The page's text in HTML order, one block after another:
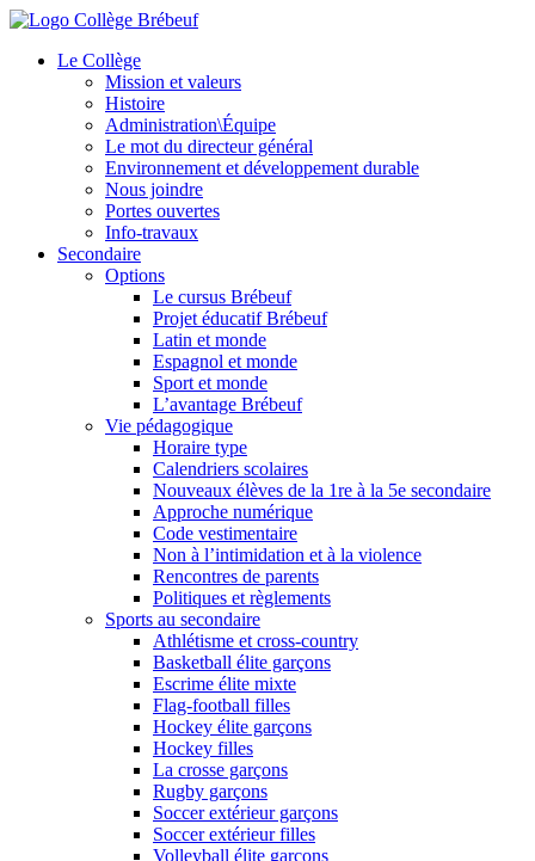
Le Collège
Mission et valeurs
Histoire
Administration\Équipe
Le mot du directeur général
Environnement et développement durable
Nous joindre
Portes ouvertes
Info-travaux
Secondaire
Options
Le cursus Brébeuf
Projet éducatif Brébeuf
Latin et monde
Espagnol et monde
Sport et monde
L’avantage Brébeuf
Vie pédagogique
Horaire type
Calendriers scolaires
Nouveaux élèves de la 1re à la 5e secondaire
Approche numérique
Code vestimentaire
Non à l’intimidation et à la violence
Rencontres de parents
Politiques et règlements
Sports au secondaire
Athlétisme et cross-country
Basketball élite garçons
Escrime élite mixte
Flag-football filles
Hockey élite garçons
Hockey filles
La crosse garçons
Rugby garçons
Soccer extérieur garçons
Soccer extérieur filles
Volleyball élite garçons